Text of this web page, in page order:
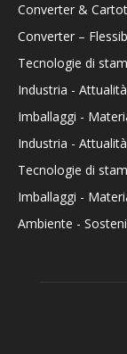
Converter &
Converter –
Tecnologie di
Industria - Attualità
Imballaggi -
Industria - Attualità
Tecnologie di
Imballaggi -
Ambiente -